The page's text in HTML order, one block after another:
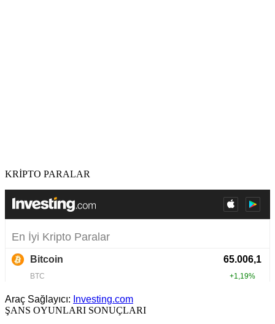
KRİPTO PARALAR
Araç Sağlayıcı: Investing.com
ŞANS OYUNLARI SONUÇLARI